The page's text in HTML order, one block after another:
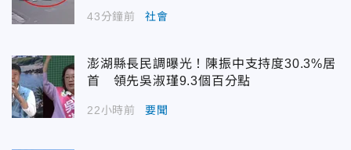
43分鐘前 社會
澎湖縣長民調曝光！陳振中支持度30.3%居
首 領先吳淑瑾9.3個百分點
22小時前 要聞